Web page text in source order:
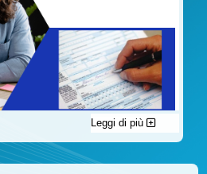
attività dell’A.I.F.V.S. a favore
dare giustizia ai superstiti ed ai
devolvere il 5 per mille della
Leggi di più